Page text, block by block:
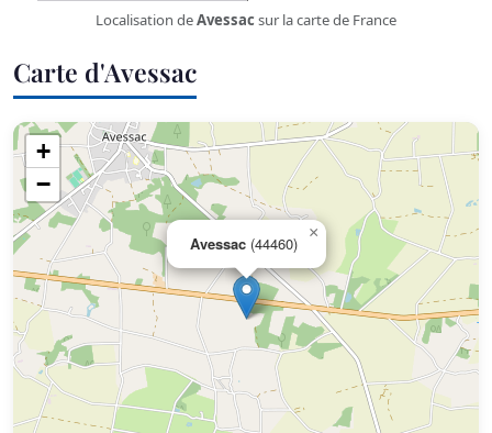
Localisation deAvessac sur la carte de France
Carte d'Avessac
Avessac (44460)
×
+
−